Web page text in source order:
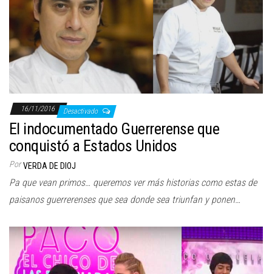
16/11/2016 Desactivado
El indocumentado Guerrerense que
conquistó a Estados Unidos
Por VERDA DE DIOJ
Pa que vean primos… queremos ver más historias como estas de
paisanos guerrerenses que sea donde sea triunfan y ponen…